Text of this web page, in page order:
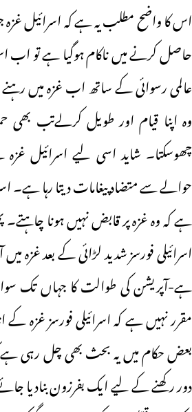
اس کا واضح مطلب یہ ہے کہ اسرائیل
حاصل کرنے میں ناکام ہوگیا ہے تو
عالمی رسوائی کے ساتھ اب غزہ میں
وہ اپنا قیام اور طویل کرلےتب
چھوسکتا۔ شاید اسی لیے اسرائیل
حوالے سے متضاد پیغامات دیتا رہا ہے۔
ہے کہ وہ غزہ پر قابض نہیں ہونا چاہتے۔
اسرائیلی فورسز شدید لڑائی کے بعد غزہ
ہے-آپریشن کی طوالت کا جہاں تک
مقرر نہیں ہے کہ اسرائیلی فورسز غزہ
بعض حکام میں یہ بحث بھی چل رہی ہے
دور رکھنے کے لیے ایک بفرزون بنادیا